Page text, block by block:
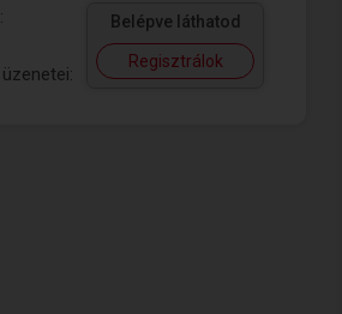
Belépve láthatod
Regisztrálok